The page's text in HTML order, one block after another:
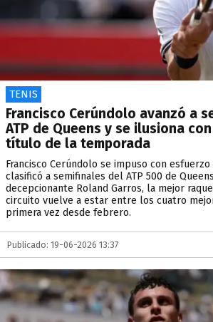
TENIS
Francisco Cerúndolo avanzó a
ATP de Queens y se ilusiona
título de la temporada
Francisco Cerúndolo se impuso con
clasificó a semifinales del ATP 500 de
decepcionante Roland Garros, la mejor
circuito vuelve a estar entre los cuatro
primera vez desde febrero.
Publicado: 19-06-2026 13:37